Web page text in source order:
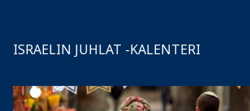
ISRAELIN JUHLAT -KALENTERI